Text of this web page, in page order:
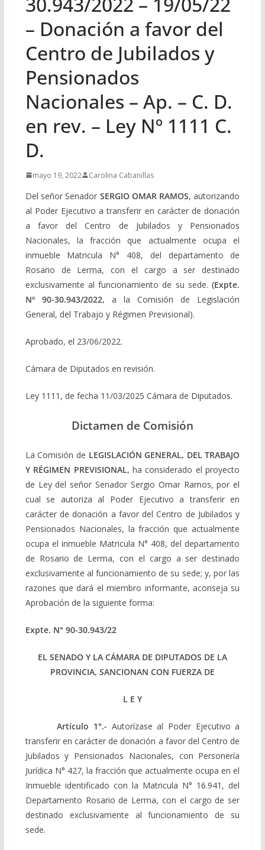
– Donación a favor del
Centro de Jubilados y
Pensionados
Nacionales – Ap. – C. D.
en rev. – Ley Nº 1111 C.
D.
mayo 19, 2022 Carolina Cabanillas
Del señor Senador SERGIO OMAR RAMOS, autorizando
al Poder Ejecutivo a transferir en carácter de donación
a favor del Centro de Jubilados y Pensionados
Nacionales, la fracción que actualmente ocupa el
inmueble Matricula N° 408, del departamento de
Rosario de Lerma, con el cargo a ser destinado
exclusivamente al funcionamiento de su sede.(Expte.
Nº 90-30.943/2022, a la Comisión de Legislación
General, del Trabajo y Régimen Previsional).
Aprobado, el 23/06/2022.
Cámara de Diputados en revisión.
Ley 1111, de fecha 11/03/2025 Cámara de Diputados.
Dictamen de Comisión
La Comisión de LEGISLACIÓN GENERAL, DEL TRABAJO
Y RÉGIMEN PREVISIONAL, ha considerado el proyecto
de Ley del señor Senador Sergio Omar Ramos, por el
cual se autoriza al Poder Ejecutivo a transferir en
carácter de donación a favor del Centro de Jubilados y
Pensionados Nacionales, la fracción que actualmente
ocupa el inmueble Matricula N° 408, del departamento
de Rosario de Lerma, con el cargo a ser destinado
exclusivamente al funcionamiento de su sede; y, por las
razones que dará el miembro informante, aconseja su
Aprobación de la siguiente forma:
Expte. N° 90-30.943/22
EL SENADO Y LA CÁMARA DE DIPUTADOS DE LA
PROVINCIA, SANCIONAN CON FUERZA DE
L E Y
Artículo 1°.- Autorízase al Poder Ejecutivo a
transferir en carácter de donación a favor del Centro de
Jubilados y Pensionados Nacionales, con Personería
Jurídica N° 427, la fracción que actualmente ocupa en el
Inmueble identificado con la Matricula N° 16.941, del
Departamento Rosario de Lerma, con el cargo de ser
destinado exclusivamente al funcionamiento de su
sede.